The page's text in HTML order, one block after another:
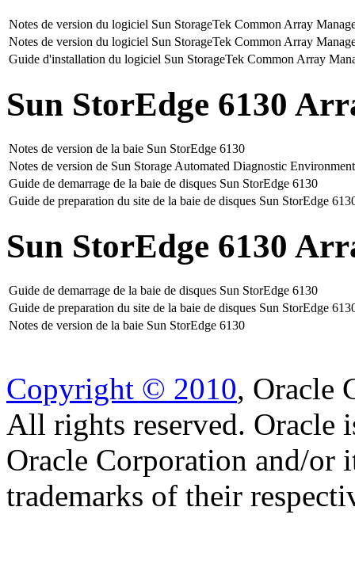
Notes de version du logiciel Sun StorageTek Common Array
Notes de version du logiciel Sun StorageTek Common Array
Guide d'installation du logiciel Sun StorageTek Common Array
Sun StorEdge 6130
Notes de version de la baie Sun StorEdge 6130
Notes de version de Sun Storage Automated Diagnostic
Guide de demarrage de la baie de disques Sun StorEdge 6130
Guide de preparation du site de la baie de disques Sun StorEdge
Sun StorEdge 6130
Guide de demarrage de la baie de disques Sun StorEdge 6130
Guide de preparation du site de la baie de disques Sun StorEdge
Notes de version de la baie Sun StorEdge 6130
Copyright © 2010, Oracle
All rights reserved. Oracle
Oracle Corporation and/or
trademarks of their